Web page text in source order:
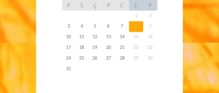
P S Ç P C C P
1
2
3
4 5 6 7 8
9
10
11 12 13 14 15
16
17
18 19 20 21 22
23
24
25 26 27 28 29
30
31